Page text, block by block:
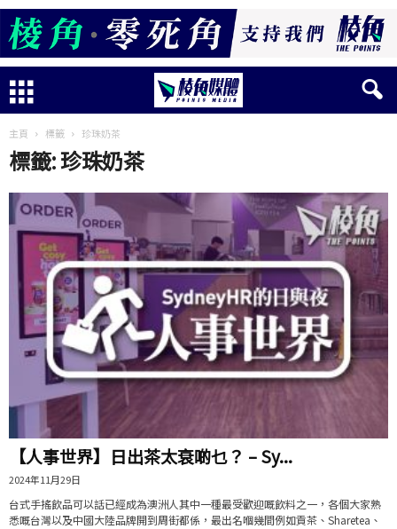
主頁 標籤 珍珠奶茶
標籤: 珍珠奶茶
【人事世界】日出茶太衰啲乜？ – Sy...
2024年11月29日
台式手搖飲品可以話已經成為澳洲人其中一種最受歡迎嘅飲料之一，各個大家熟
悉嘅台灣以及中國大陸品牌開到周街都係，最出名嗰幾間例如貢茶、Sharetea、